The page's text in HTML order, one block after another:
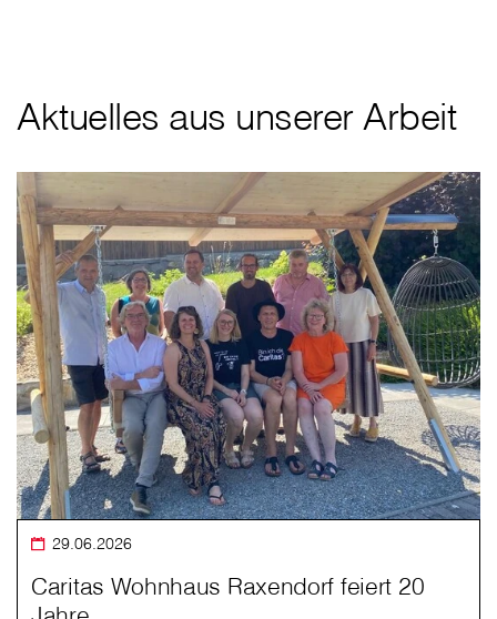
Aktuelles aus unserer Arbeit
29.06.2026
Caritas Wohnhaus Raxendorf feiert 20